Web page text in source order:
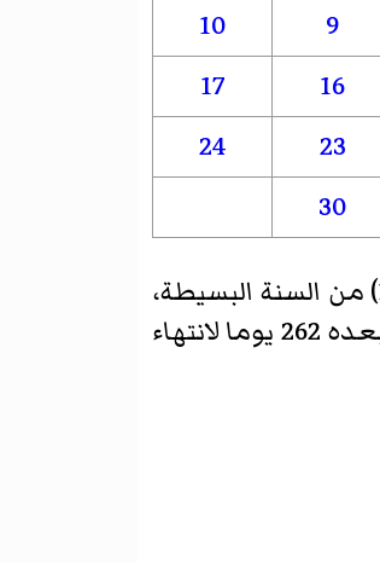
9
10
16
17
23
24
30
هو اليوم الثالث بعد المئة (103) من السنة البسيطة،
. يبقى بعده 262 يوما لانتهاء